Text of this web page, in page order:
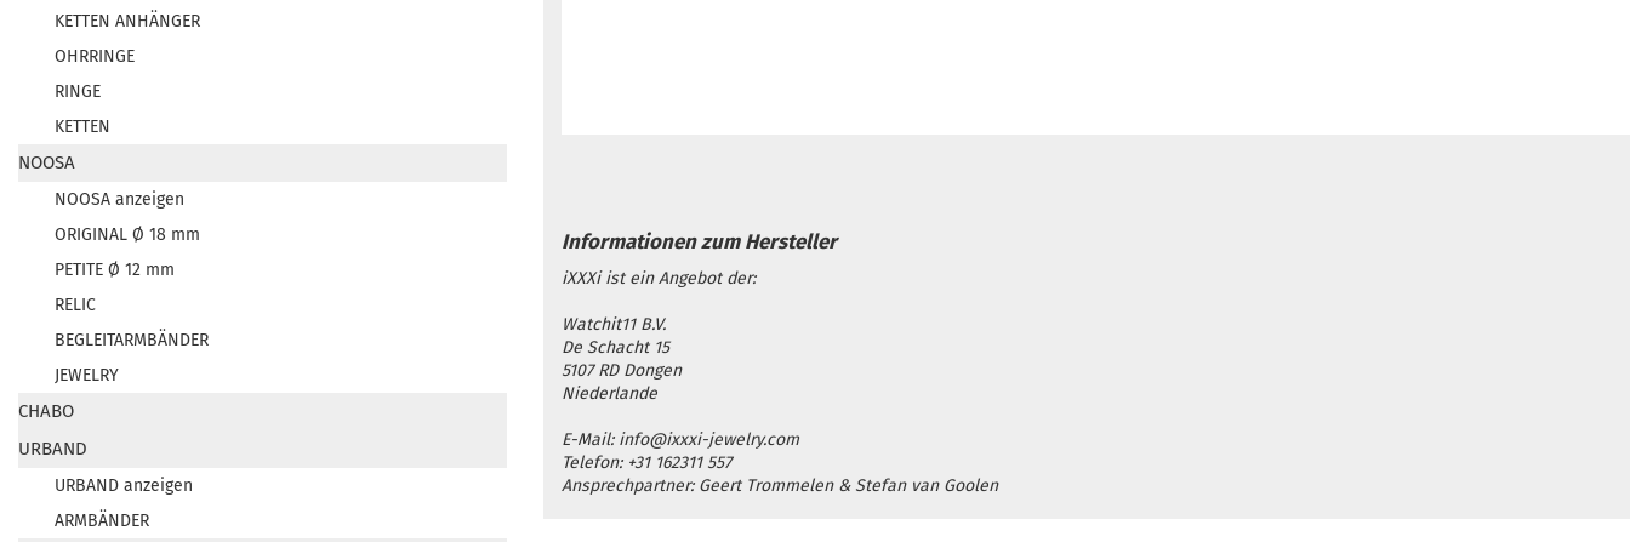
iXXXi ist ein Angebot der:
Watchit11 B.V.
De Schacht 15
5107 RD Dongen
Niederlande
E-Mail: info@ixxxi-jewelry.com
Telefon: +31 162311 557
Ansprechpartner: Geert Trommelen & Stefan van Goolen
KETTEN ANHÄNGER
OHRRINGE
RINGE
KETTEN
NOOSA
NOOSA anzeigen
ORIGINAL Ø 18 mm
PETITE Ø 12 mm
RELIC
BEGLEITARMBÄNDER
JEWELRY
CHABO
URBAND
URBAND anzeigen
ARMBÄNDER